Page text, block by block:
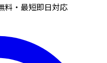
料・最短即日対応